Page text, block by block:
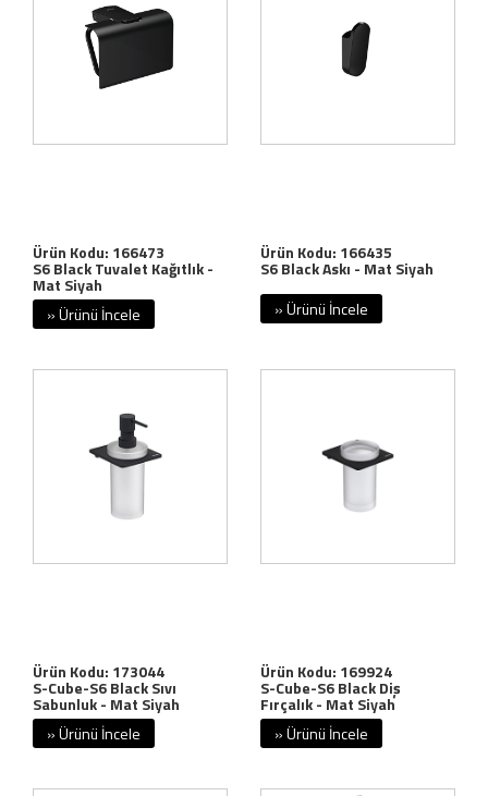
Ürün Kodu: 166473
S6 Black Tuvalet Kağıtlık -
Mat Siyah
» Ürünü İncele
Ürün Kodu: 166435
S6 Black Askı - Mat Siyah
» Ürünü İncele
Ürün Kodu: 173044
S-Cube-S6 Black Sıvı
Sabunluk - Mat Siyah
» Ürünü İncele
Ürün Kodu: 169924
S-Cube-S6 Black Diş
Fırçalık - Mat Siyah
» Ürünü İncele